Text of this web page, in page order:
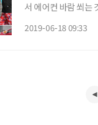
서 에어컨 바람 쐬는
2019-06-18 09:33